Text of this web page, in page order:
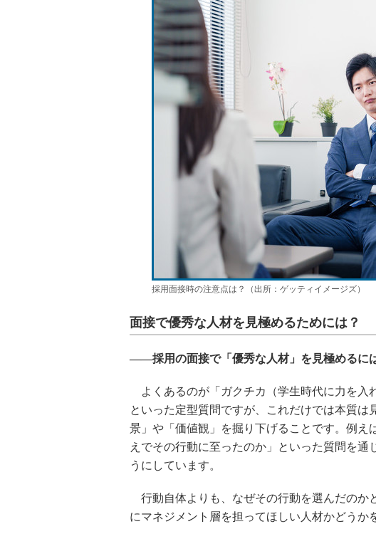
採用面接時の注意点は？（出所：ゲッティイメージズ）
面接で優秀な人材を見極めるためには？
――採用の面接で「優秀な人材」を見極めるに
よくあるのが「ガクチカ（学生時代に力を入
といった定型質問ですが、これだけでは本質
景」や「価値観」を掘り下げることです。例
えでその行動に至ったのか」といった質問を
うにしています。
行動自体よりも、なぜその行動を選んだのか
にマネジメント層を担ってほしい人材かどうか